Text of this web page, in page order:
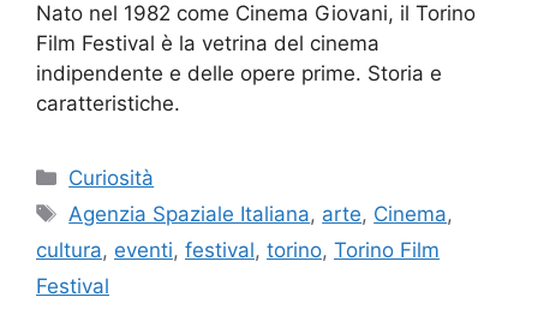
Nato nel 1982 come Cinema Giovani, il Torino
Film Festival è la vetrina del cinema
indipendente e delle opere prime. Storia e
caratteristiche.
Categorie
Curiosità
Tag
Agenzia Spaziale Italiana, arte, Cinema,
cultura, eventi, festival, torino, Torino Film
Festival